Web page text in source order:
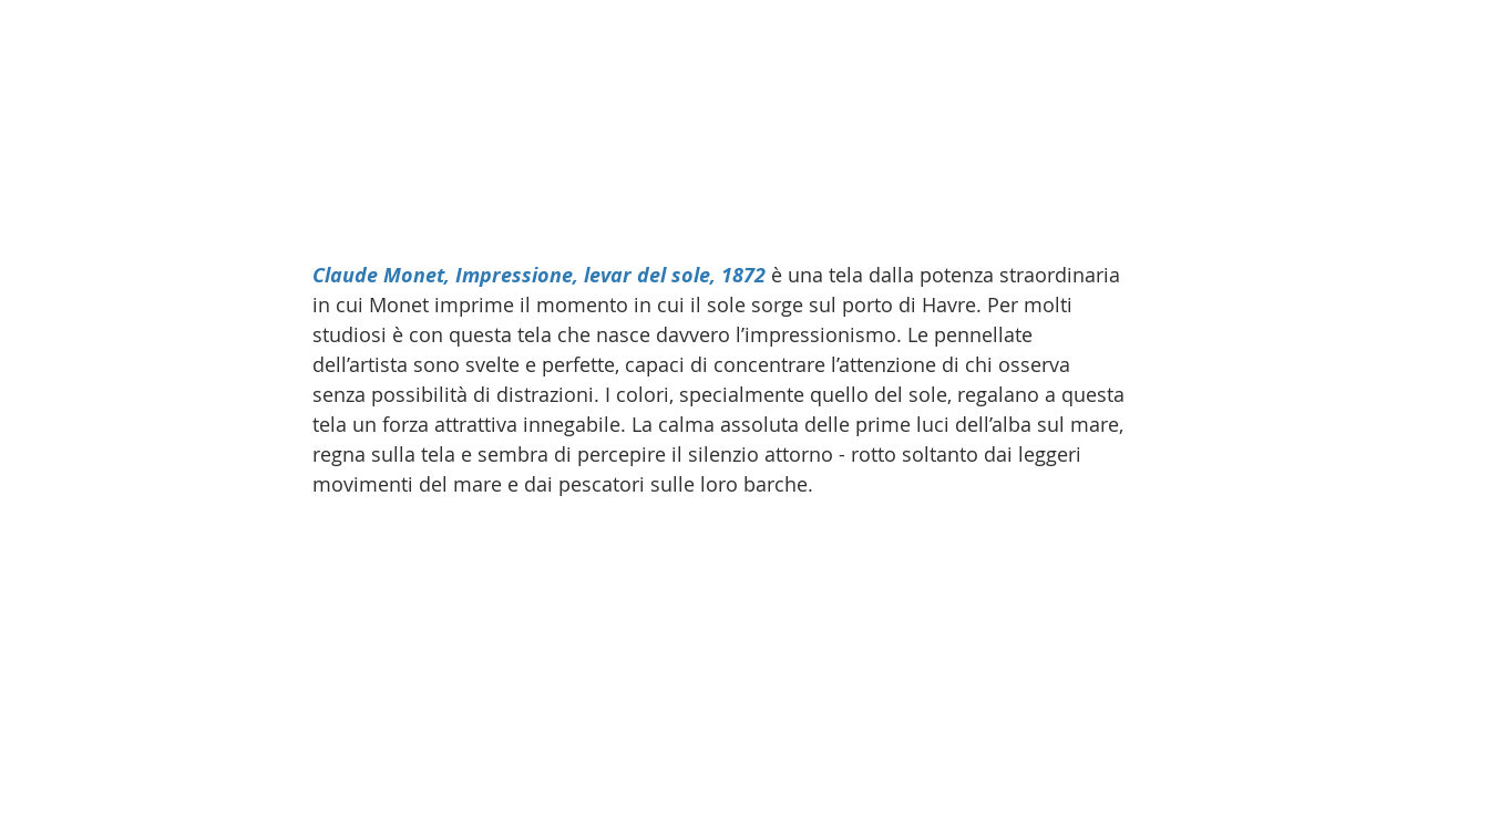
Claude Monet, Impressione, levar del sole, 1872 è una tela dalla potenza straordinaria
in cui Monet imprime il momento in cui il sole sorge sul porto di Havre. Per molti
studiosi è con questa tela che nasce davvero l’impressionismo. Le pennellate
dell’artista sono svelte e perfette, capaci di concentrare l’attenzione di chi osserva
senza possibilità di distrazioni. I colori, specialmente quello del sole, regalano a questa
tela un forza attrattiva innegabile. La calma assoluta delle prime luci dell’alba sul mare,
regna sulla tela e sembra di percepire il silenzio attorno - rotto soltanto dai leggeri
movimenti del mare e dai pescatori sulle loro barche.